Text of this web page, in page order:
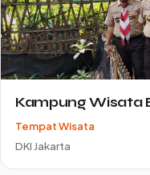
Kampung Wisata
Tempat Wisata
DKI Jakarta